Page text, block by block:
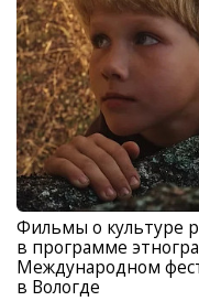
Фильмы о культуре
в программе
Международном
в Вологде